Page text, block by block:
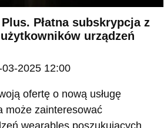
Płatna subskrypcja z
urządzeń
03-2025 12:00
ofertę o nową usługę
może zainteresować